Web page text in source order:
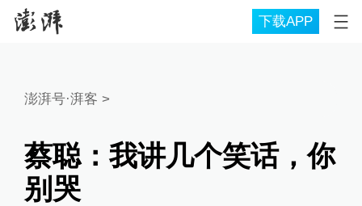
下载APP
澎湃号·湃客 >
蔡聪：我讲几个笑话，你
别哭